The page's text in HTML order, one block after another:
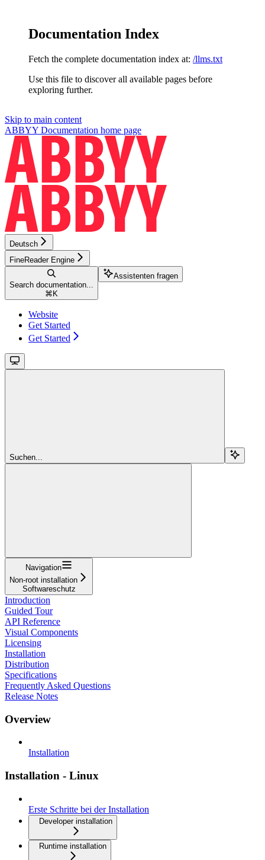
Documentation Index
Fetch the complete documentation index at: /llms.txt
Use this file to discover all available pages before
exploring further.
Skip to main content
ABBYY Documentation home page
Deutsch
FineReader Engine
Search documentation...
⌘ K
Assistenten fragen
Website
Get Started
Get Started
Suchen...
Navigation
Non-root installation
Softwareschutz
Introduction
Guided Tour
API Reference
Visual Components
Licensing
Installation
Distribution
Specifications
Frequently Asked Questions
Release Notes
Overview
Installation
Installation - Linux
Erste Schritte bei der Installation
Developer installation
Runtime installation